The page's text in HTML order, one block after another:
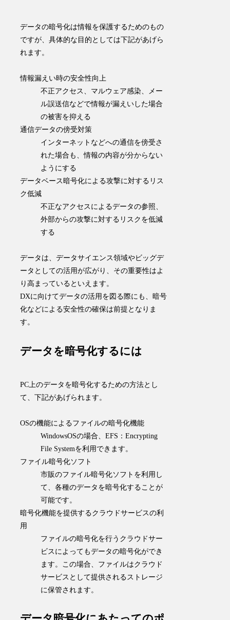
データの暗号化は情報を保護するためのもの
ですが、具体的な目的としては下記があげら
れます。
情報漏えい時の安全性向上
不正アクセス、マルウェア感染、メー
ル誤送信などで情報が漏えいした場合
の被害を抑える
通信データの傍受対策
インターネットなどへの通信を傍受さ
れた場合も、情報の内容が分からない
ようにする
データベース暗号化による攻撃に対するリス
ク低減
不正なアクセスによるデータの参照、
外部からの攻撃に対するリスクを低減
する
データは、データサイエンス領域やビッグデ
ータとしての活用が広がり、その重要性はよ
り高まっているといえます。
DXに向けてデータの活用を図る際にも、暗号
化などによる安全性の確保は前提 となりま
す。
データを暗号化するには
PC上のデータを暗号化するための方法とし
て、下記があげられます。
OSの機能によるファイルの暗号化機能
WindowsOSの場合、EFS：Encrypting
File Systemを利用できます。
ファイル暗号化ソフト
市販のファイル暗号化ソフトを利用し
て、各種のデータを暗号化することが
可能です。
暗号化機能を提供するクラウドサービスの利
用
ファイルの暗号化を行うクラウドサー
ビスによってもデータの暗号化ができ
ます。この場合、ファイルはクラウド
サービスとして提供されるストレージ
に保管されます。